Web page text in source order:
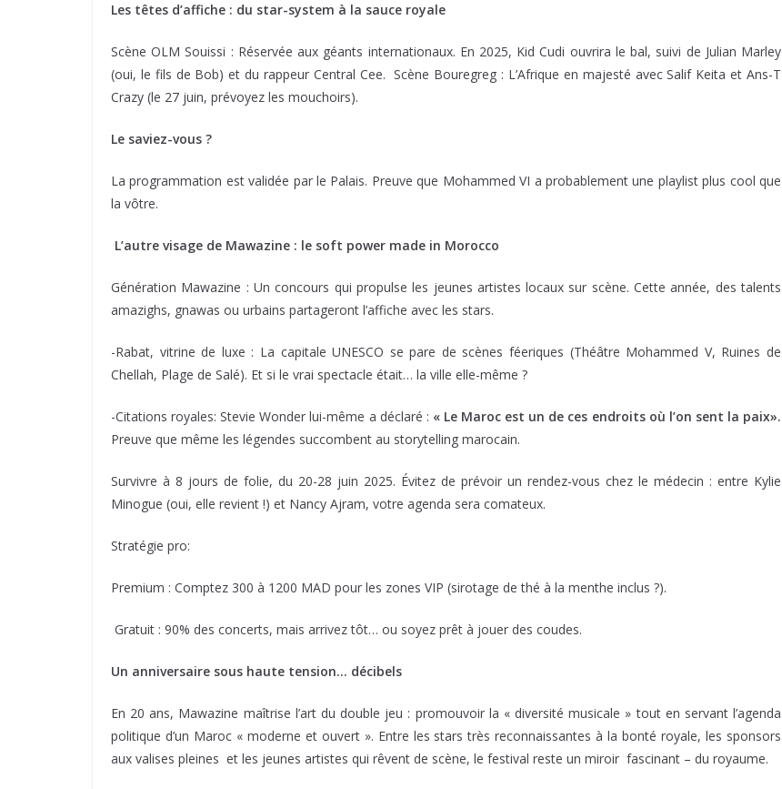
Les têtes d’affiche : du star-system à la sauce royale
Scène OLM Souissi : Réservée aux géants internationaux. En 2025, Kid Cudi ouvrira le bal, suivi de Julian Marley
(oui, le fils de Bob) et du rappeur Central Cee. Scène Bouregreg : L’Afrique en majesté avec Salif Keita et Ans-T
Crazy (le 27 juin, prévoyez les mouchoirs).
Le saviez-vous ?
La programmation est validée par le Palais. Preuve que Mohammed VI a probablement une playlist plus cool que
la vôtre.
L’autre visage de Mawazine : le soft power made in Morocco
Génération Mawazine : Un concours qui propulse les jeunes artistes locaux sur scène. Cette année, des talents
amazighs, gnawas ou urbains partageront l’affiche avec les stars.
-Rabat, vitrine de luxe : La capitale UNESCO se pare de scènes féeriques (Théâtre Mohammed V, Ruines de
Chellah, Plage de Salé). Et si le vrai spectacle était… la ville elle-même ?
-Citations royales: Stevie Wonder lui-même a déclaré : « Le Maroc est un de ces endroits où l’on sent la paix».
Preuve que même les légendes succombent au storytelling marocain.
Survivre à 8 jours de folie, du 20-28 juin 2025. Évitez de prévoir un rendez-vous chez le médecin : entre Kylie
Minogue (oui, elle revient !) et Nancy Ajram, votre agenda sera comateux.
Stratégie pro:
Premium : Comptez 300 à 1200 MAD pour les zones VIP (sirotage de thé à la menthe inclus ?).
Gratuit : 90% des concerts, mais arrivez tôt… ou soyez prêt à jouer des coudes.
Un anniversaire sous haute tension… décibels
En 20 ans, Mawazine maîtrise l’art du double jeu : promouvoir la « diversité musicale » tout en servant l’agenda
politique d’un Maroc « moderne et ouvert ». Entre les stars très reconnaissantes à la bonté royale, les sponsors
aux valises pleines et les jeunes artistes qui rêvent de scène, le festival reste un miroir fascinant – du royaume.